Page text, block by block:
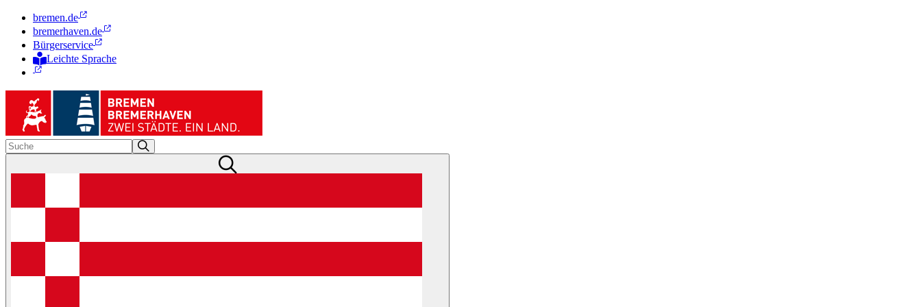
bremen.de
bremerhaven.de
Bürgerservice
Leichte Sprache
Zur Deutschen Gebärdensprache